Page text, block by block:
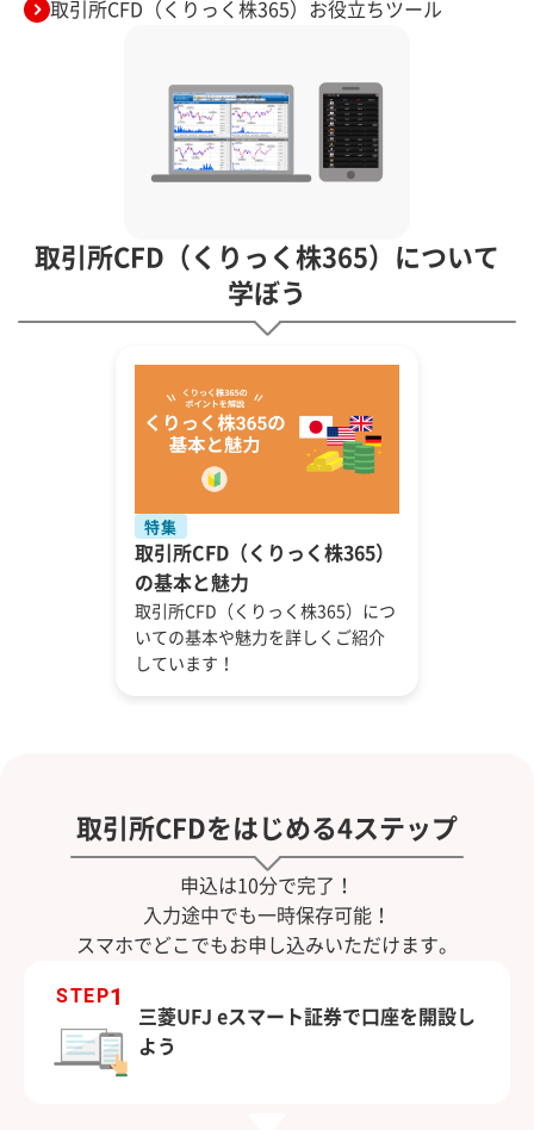
取引所CFD（くりっく株365）お役立ちツール
取引所CFD（くりっく株365）について
学ぼう
特集
取引所CFD（くりっく株365）
の基本と魅力
取引所CFD（くりっく株365）につ
いての基本や魅力を詳しくご紹介
しています！
取引所CFDをはじめる4ステップ
申込は10分で完了！
入力途中でも一時保存可能！
スマホでどこでもお申し込みいただけます。
STEP1
三菱UFJ eスマート証券で口座を開設し
よう